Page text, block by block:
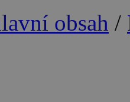
obsah /